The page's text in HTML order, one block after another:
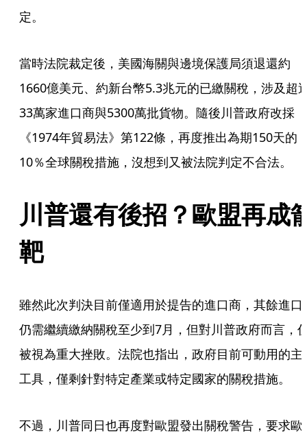
定。
當時法院裁定後，美國海關與邊境保護局須退還約
1660億美元、約新台幣5.3兆元的已繳關稅，涉及超
33萬家進口商與5300萬批貨物。隨後川普政府改採
《1974年貿易法》第122條，再度推出為期150天的
10％全球關稅措施，沒想到又被法院判定不合法。
川普還有後招？歐盟再成
靶
雖然此次判決目前僅適用於提告的進口商，其餘進口
仍需繼續繳納關稅至少到7月，但對川普政府而言，
被視為重大挫敗。法院也指出，政府目前可動用的主
工具，僅剩針對特定產業或特定國家的關稅措施。
不過，川普同日也再度對歐盟發出關稅警告，要求歐